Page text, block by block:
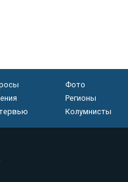
Фото
Регионы
Колумнисты